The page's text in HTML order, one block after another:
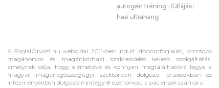
autogén tréning |fülfájás |
hasi ultrahang
A FoglalOrvost.hu weboldal 2011-ben indult időpontfoglalási, országos
magánorvos és magánkórházi szakrendelés kereső szolgáltatás,
amelynek célja, hogy elérhetővé és könnyen megtalálhatóvá tegye a
magyar magánegészségügyi szektorban dolgozó, praxisokban és
intézményekben dolgozó mintegy 8 ezer orvost a páciensek számára.